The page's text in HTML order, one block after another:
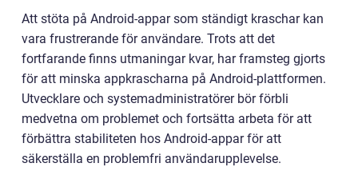
Att stöta på Android-appar som ständigt kraschar kan
vara frustrerande för användare. Trots att det
fortfarande finns utmaningar kvar, har framsteg gjorts
för att minska appkrascharna på Android-plattformen.
Utvecklare och systemadministratörer bör förbli
medvetna om problemet och fortsätta arbeta för att
förbättra stabiliteten hos Android-appar för att
säkerställa en problemfri användarupplevelse.